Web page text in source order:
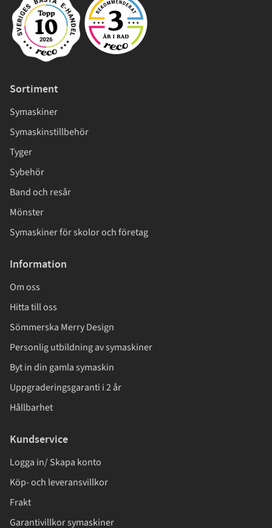
Sortiment
Symaskiner
Symaskinstillbehör
Tyger
Sybehör
Band och resår
Mönster
Symaskiner för skolor och företag
Information
Om oss
Hitta till oss
Sömmerska Merry Design
Personlig utbildning av symaskiner
Byt in din gamla symaskin
Uppgraderingsgaranti i 2 år
Hållbarhet
Kundservice
Logga in/ Skapa konto
Köp- och leveransvillkor
Frakt
Garantivillkor symaskiner